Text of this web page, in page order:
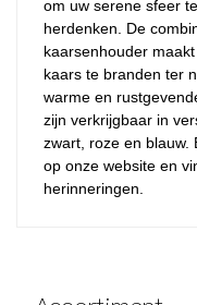
om uw serene sfeer
herdenken. De
kaarsenhouder
kaars te branden ter
warme en
zijn verkrijgbaar in
zwart, roze en blauw.
op onze website en
herinneringen.